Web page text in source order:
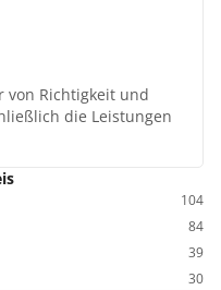
von Richtigkeit und
die Leistungen
104
84
39
30